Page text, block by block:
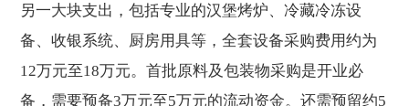
另一大块支出，包括专业的汉堡烤炉、冷藏冷冻设
备、收银系统、厨房用具等，全套设备采购费用约为
12万元至18万元。首批原料及包装物采购是开业必
备，需要预备3万元至5万元的流动资金。还需预留约5